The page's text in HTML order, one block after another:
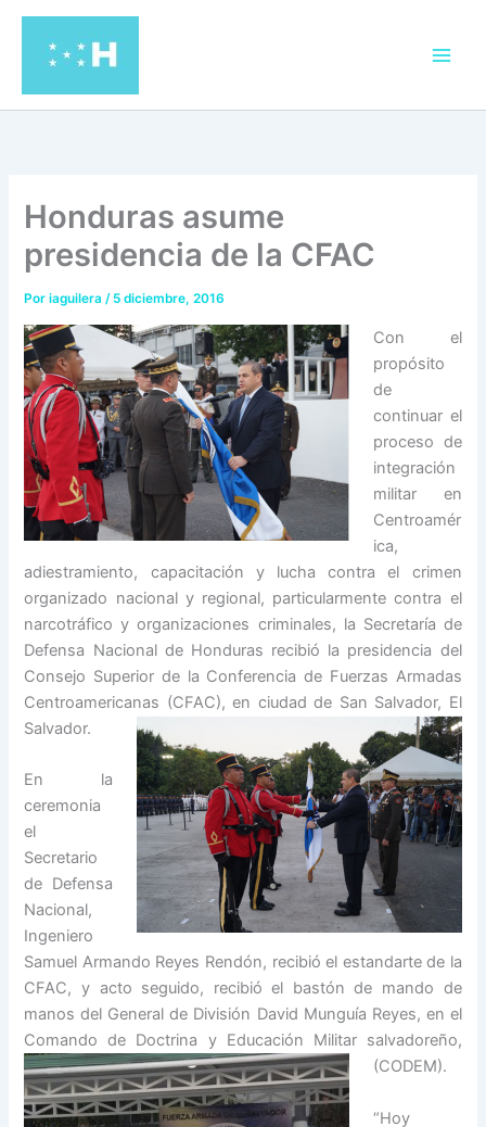
contenido
Honduras asume
presidencia de la CFAC
Poriaguilera/ 5 diciembre, 2016
Con el
propósito
de
continuar el
proceso de
integración
militar en
Centroamér
ica,
adiestramiento, capacitación y lucha contra el crimen
organizado nacional y regional, particularmente contra el
narcotráfico y organizaciones criminales, la Secretaría de
Defensa Nacional de Honduras recibió la presidencia del
Consejo Superior de la Conferencia de Fuerzas Armadas
Centroamericanas (CFAC), en ciudad de San Salvador, El
Salvador.
En la
ceremonia
el
Secretario
de Defensa
Nacional,
Ingeniero
Samuel Armando Reyes Rendón, recibió el estandarte de la
CFAC, y acto seguido, recibió el bastón de mando de
manos del General de División David Munguía Reyes, en el
Comando de Doctrina y Educación Militar salvadoreño,
(CODEM).
“Hoy